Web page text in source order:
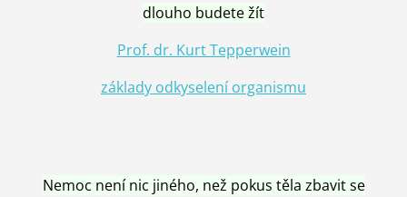
dlouho budete žít
Prof. dr. Kurt Tepperwein
základy odkyselení organismu
Nemoc není nic jiného, než pokus těla zbavit se